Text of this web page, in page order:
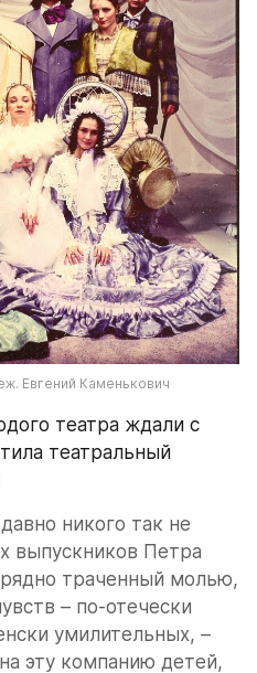
Евгений Каменькович
театра ждали с
театральный
никого так не
выпускников Петра
траченный молью,
– по-отечески
умилительных, –
эту компанию детей,